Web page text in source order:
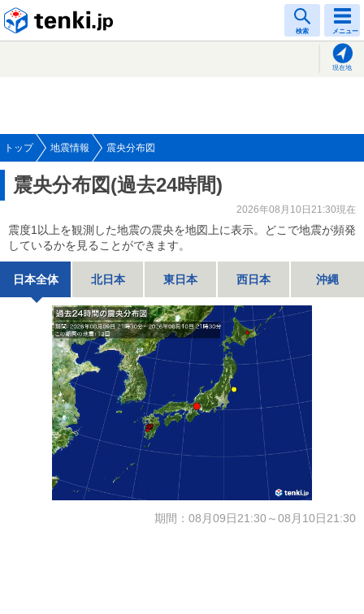
検索 メニュー
現在地
トップ 地震情報 震央分布図
震央分布図(過去24時間)
2026年08月10日21:30現在
震度1以上を観測した地震の震央を地図上に表示。どこで地震が頻発
しているかを見ることができます。
日本全体 北日本 東日本 西日本 沖縄
期間：08月09日21:30～08月10日21:30